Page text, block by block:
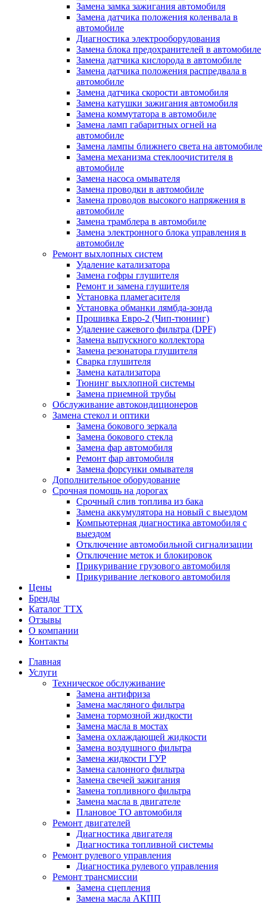
Замена замка зажигания автомобиля
Замена датчика положения коленвала в
автомобиле
Диагностика электрооборудования
Замена блока предохранителей в автомобиле
Замена датчика кислорода в автомобиле
Замена датчика положения распредвала в
автомобиле
Замена датчика скорости автомобиля
Замена катушки зажигания автомобиля
Замена коммутатора в автомобиле
Замена ламп габаритных огней на
автомобиле
Замена лампы ближнего света на автомобиле
Замена механизма стеклоочистителя в
автомобиле
Замена насоса омывателя
Замена проводки в автомобиле
Замена проводов высокого напряжения в
автомобиле
Замена трамблера в автомобиле
Замена электронного блока управления в
автомобиле
Ремонт выхлопных систем
Удаление катализатора
Замена гофры глушителя
Ремонт и замена глушителя
Установка пламегасителя
Установка обманки лямбда-зонда
Прошивка Евро-2 (Чип-тюнинг)
Удаление сажевого фильтра (DPF)
Замена выпускного коллектора
Замена резонатора глушителя
Сварка глушителя
Замена катализатора
Тюнинг выхлопной системы
Замена приемной трубы
Обслуживание автокондиционеров
Замена стекол и оптики
Замена бокового зеркала
Замена бокового стекла
Замена фар автомобиля
Ремонт фар автомобиля
Замена форсунки омывателя
Дополнительное оборудование
Срочная помощь на дорогах
Срочный слив топлива из бака
Замена аккумулятора на новый с выездом
Компьютерная диагностика автомобиля с
выездом
Отключение автомобильной сигнализации
Отключение меток и блокировок
Прикуривание грузового автомобиля
Прикуривание легкового автомобиля
Цены
Бренды
Каталог ТТХ
Отзывы
О компании
Контакты
Главная
Услуги
Техническое обслуживание
Замена антифриза
Замена масляного фильтра
Замена тормозной жидкости
Замена масла в мостах
Замена охлаждающей жидкости
Замена воздушного фильтра
Замена жидкости ГУР
Замена салонного фильтра
Замена свечей зажигания
Замена топливного фильтра
Замена масла в двигателе
Плановое ТО автомобиля
Ремонт двигателей
Диагностика двигателя
Диагностика топливной системы
Ремонт рулевого управления
Диагностика рулевого управления
Ремонт трансмиссии
Замена сцепления
Замена масла АКПП